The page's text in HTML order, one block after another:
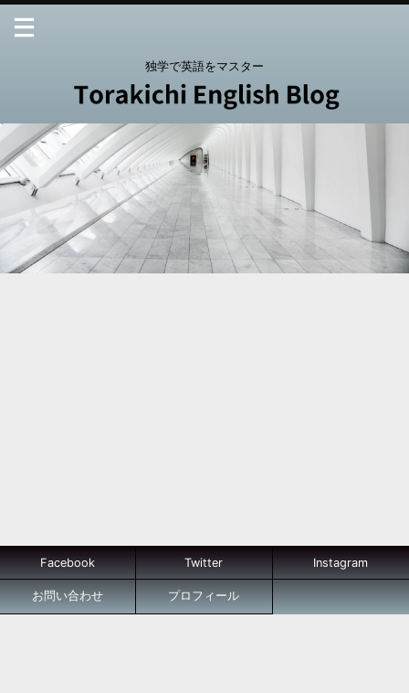
独学で英語をマスター
Facebook Twitter Instagram
お問い合わせ プロフィール